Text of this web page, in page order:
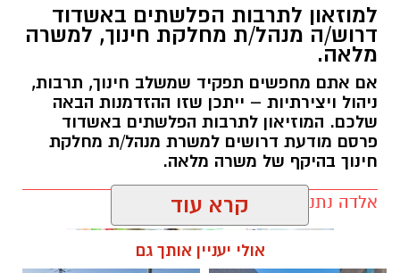
הסדרי התנועה:
תבוצע חסימה הרמטית של רמפות הכניסה ממחלף
אשדוד צפון לכביש 4 לכיוון דרום. לנוסעים לכיוון
דרום מומלץ להמשיך דרך מחלף יבנה ולהצטרף
משם לכביש 4.
מומלץ להיערך מראש ולהיעזר בישומוני הניווט.
העבודות מבוצעות כחלק מפעולות לחידוש סימוני
הדרך ושיפור בטיחות הנסיעה עבור כלל משתמשי
הדרך. אנו מתנצלים על אי הנוחות הזמנית ומודים
למוזאון לתרבות הפלשתים באשדוד
דרוש/ה מנהל/ת מחלקת חינוך, למשרה
מלאה.
אם אתם מחפשים תפקיד שמשלב חינוך, תרבות,
ניהול ויצירתיות – ייתכן שזו ההזדמנות הבאה
שלכם. המוזיאון לתרבות הפלשתים באשדוד
פרסם מודעת דרושים למשרת מנהל/ת מחלקת
חינוך בהיקף של משרה מלאה.
אלדה נתנאל / 17:57 06.08.26 קרא עוד
אולי יעניין אותך גם